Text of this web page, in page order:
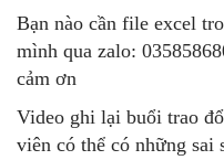
Bạn nào cần file excel
mình qua zalo:
cảm ơn
Video ghi lại buổi trao
viên có thể có những